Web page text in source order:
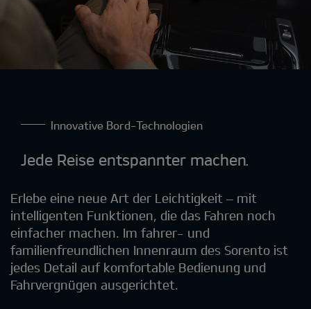
Innovative Bord-Technologien
Jede Reise entspannter machen.
Erlebe eine neue Art der Leichtigkeit – mit
intelligenten Funktionen, die das Fahren noch
einfacher machen. Im fahrer- und
familienfreundlichen Innenraum des Sorento ist
jedes Detail auf komfortable Bedienung und
Fahrvergnügen ausgerichtet.